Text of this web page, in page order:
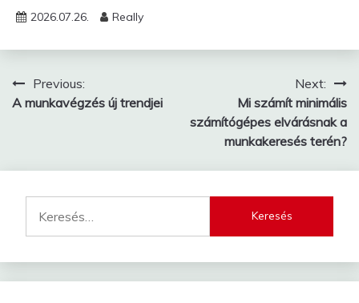
2026.07.26. Really
Bejegyzés
navigáció
Previous:
A munkavégzés új trendjei
Next:
Mi számít minimális
számítógépes elvárásnak a
munkakeresés terén?